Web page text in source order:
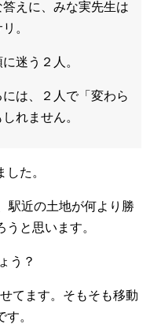
えに、みな実先生は
。
迷う２人。
は、２人で「変わら
れません。
た。
駅近の土地が何より勝
と思います。
う？
てます。そもそも移動
。